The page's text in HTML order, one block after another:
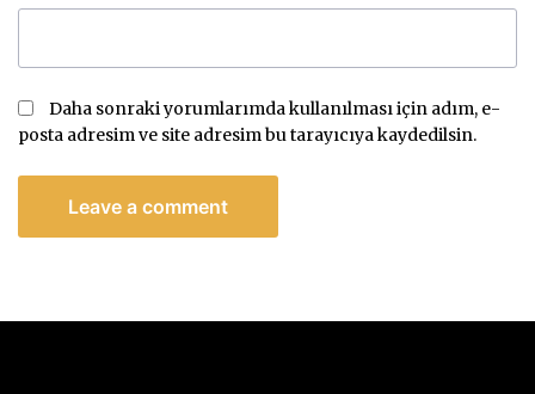
Daha sonraki yorumlarımda kullanılması için adım, e-
posta adresim ve site adresim bu tarayıcıya kaydedilsin.